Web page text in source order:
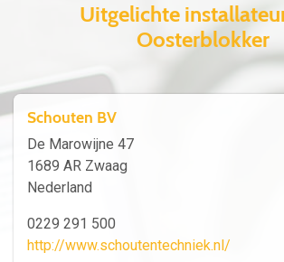
Uitgelichte
Oosterblokker
Schouten BV
De Marowijne 47
1689 AR Zwaag
Nederland
0229 291 500
http://www.schoutentechniek.nl/